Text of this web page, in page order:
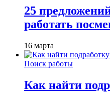
25
работать
16 марта
Поиск работы
Как найти